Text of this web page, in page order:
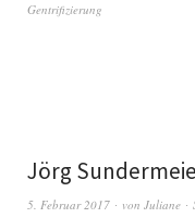
Gentrifizierung
Jörg
5. Februar 2017 von Juliane